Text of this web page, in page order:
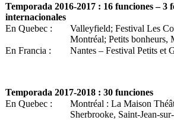
Temporada 2016-2017 : 16 funciones – 3
internacionales
En Quebec :
Valleyfield; Festival Les
Montréal; Petits bonheurs,
En Francia :
Nantes – Festival Petits et
Temporada 2017-2018 : 30 funciones
En Quebec :
Montréal : La Maison
Sherbrooke, Saint-Jean-